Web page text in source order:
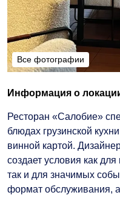
Все фотографии
Все фотографии
Информация о
Ресторан «Салобие»
блюдах грузинской
винной картой.
создает условия как
так и для значимых
формат обслуживания,